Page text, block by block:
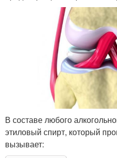
В составе любого
этиловый спирт, который
вызывает: